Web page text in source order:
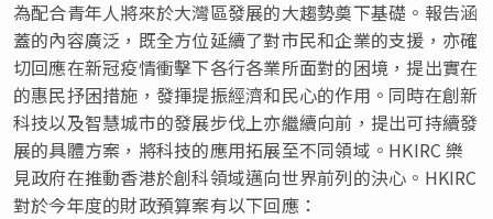
為配合青年人將來於大灣區發展的大趨勢奠下基礎。報告涵
蓋的內容廣泛，既全方位延續了對市民和企業的支援，亦確
切回應在新冠疫情衝擊下各行各業所面對的困境，提出實在
的惠民抒困措施，發揮提振經濟和民心的作用。同時在創新
科技以及智慧城市的發展步伐上亦繼續向前，提出可持續發
展的具體方案，將科技的應用拓展至不同領域。HKIRC 樂
見政府在推動香港於創科領域邁向世界前列的決心。HKIRC
對於今年度的財政預算案有以下回應：